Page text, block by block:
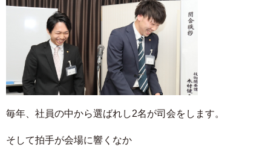
毎年、社員の中から選ばれし2名が司会をします。
そして拍手が会場に響くなか